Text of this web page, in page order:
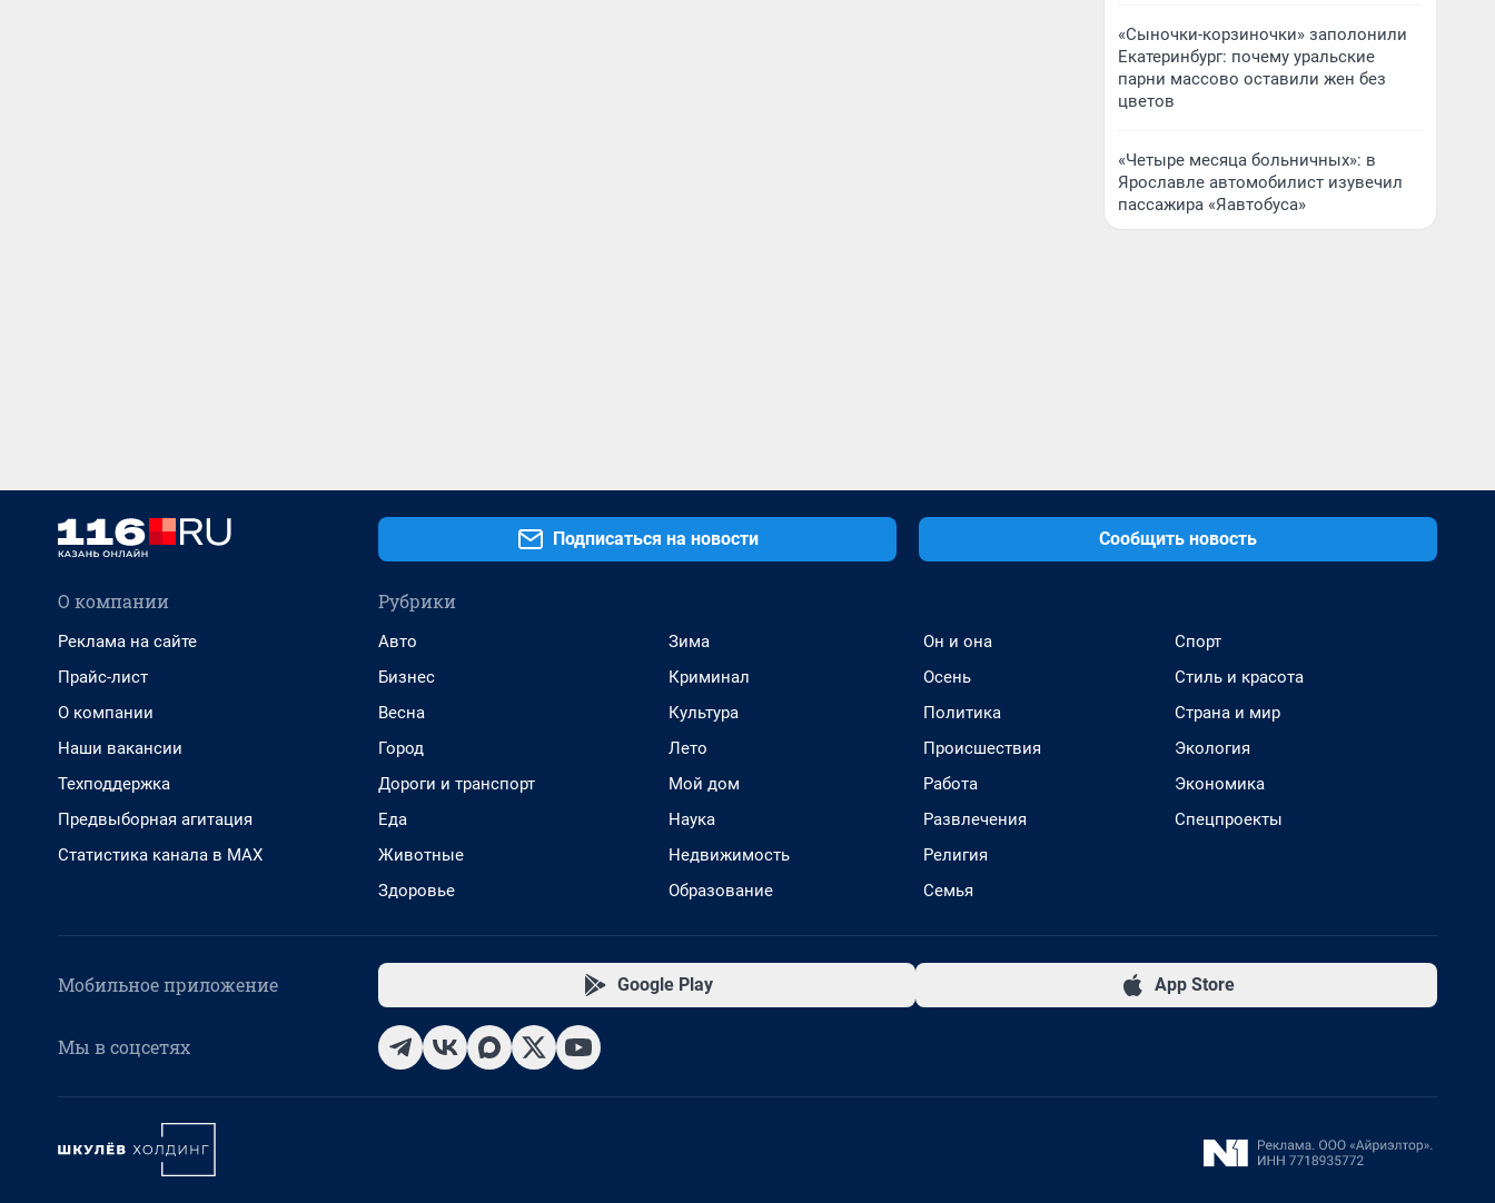
«Сыночки-корзиночки» заполонили
Екатеринбург: почему уральские
парни массово оставили жен без
цветов
«Четыре месяца больничных»: в
Ярославле автомобилист изувечил
пассажира «Яавтобуса»
Подписаться на новости Сообщить новость
О компании
Реклама на сайте
Прайс-лист
О компании
Наши вакансии
Техподдержка
Предвыборная агитация
Статистика канала в MAX
Рубрики
Авто
Бизнес
Весна
Город
Дороги и транспорт
Еда
Животные
Здоровье
Зима
Криминал
Культура
Лето
Мой дом
Наука
Недвижимость
Образование
Он и она
Осень
Политика
Происшествия
Работа
Развлечения
Религия
Семья
Спорт
Стиль и красота
Страна и мир
Экология
Экономика
Спецпроекты
Мобильное приложение Google Play App Store
Мы в соцсетях